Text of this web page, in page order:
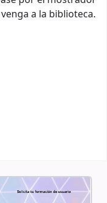
a la biblioteca.